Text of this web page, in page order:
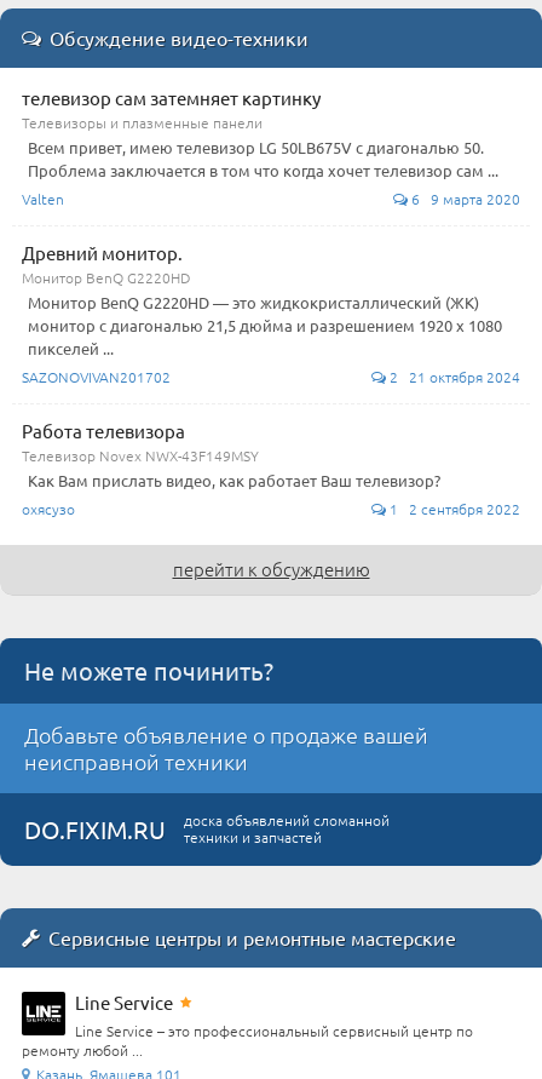
Обсуждение видео-техники
телевизор сам затемняет картинку
Телевизоры и плазменные панели
Всем привет, имею телевизор LG 50LB675V с диагональю 50.
Проблема заключается в том что когда хочет телевизор сам ...
Valten 6 9 марта 2020
Древний монитор.
Монитор BenQ G2220HD
Монитор BenQ G2220HD — это жидкокристаллический (ЖК)
монитор с диагональю 21,5 дюйма и разрешением 1920 x 1080
пикселей ...
SAZONOVIVAN201702 2 21 октября 2024
Работа телевизора
Телевизор Novex NWX-43F149MSY
Как Вам прислать видео, как работает Ваш телевизор?
охясузо 1 2 сентября 2022
перейти к обсуждению
Не можете починить?
Добавьте объявление о продаже вашей
неисправной техники
DO.FIXIM.RU
доска объявлений сломанной
техники и запчастей
Сервисные центры и ремонтные мастерские
Line Service
Line Service – это профессиональный сервисный центр по
ремонту любой ...
Казань, Ямашева 101